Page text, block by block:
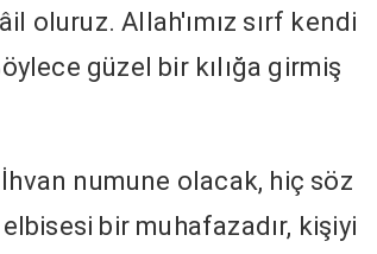
oluruz. Allah'ımız sırf kendi
güzel bir kılığa girmiş
numune olacak, hiç söz
bir muhafazadır, kişiyi